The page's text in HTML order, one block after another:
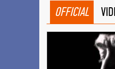
OFFICIAL